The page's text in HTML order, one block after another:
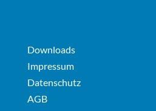
Downloads
Impressum
Datenschutz
AGB